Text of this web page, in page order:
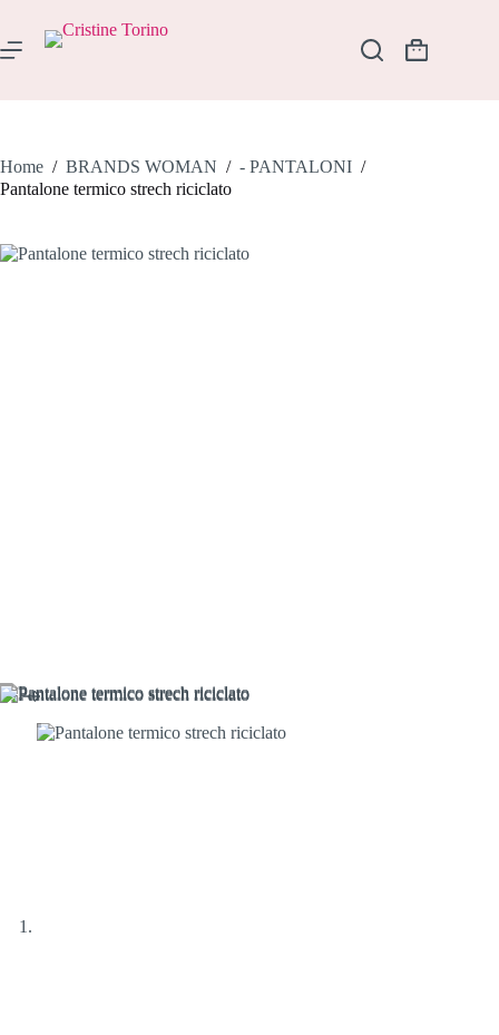
contenuto
Carrello
Home / BRANDS WOMAN / - PANTALONI /
Pantalone termico strech riciclato